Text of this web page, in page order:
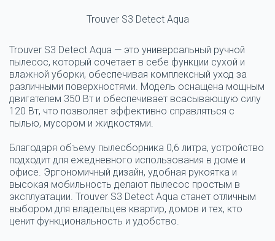
Trouver S3 Detect Aqua
Trouver S3 Detect Aqua — это универсальный ручной
пылесос, который сочетает в себе функции сухой и
влажной уборки, обеспечивая комплексный уход за
различными поверхностями. Модель оснащена мощным
двигателем 350 Вт и обеспечивает всасывающую силу
120 Вт, что позволяет эффективно справляться с
пылью, мусором и жидкостями.
Благодаря объему пылесборника 0,6 литра, устройство
подходит для ежедневного использования в доме и
офисе. Эргономичный дизайн, удобная рукоятка и
высокая мобильность делают пылесос простым в
эксплуатации. Trouver S3 Detect Aqua станет отличным
выбором для владельцев квартир, домов и тех, кто
ценит функциональность и удобство.